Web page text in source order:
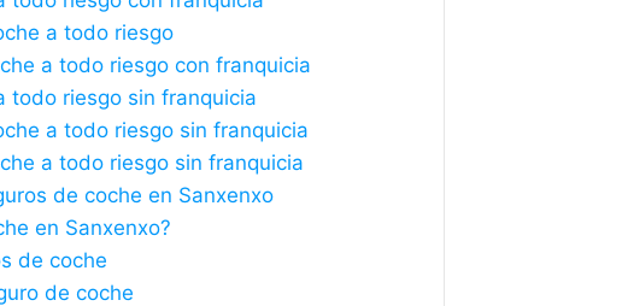
a todo riesgo
a todo riesgo con franquicia
todo riesgo sin franquicia
a todo riesgo sin franquicia
a todo riesgo sin franquicia
de coche en Sanxenxo
en Sanxenxo?
de coche
de coche